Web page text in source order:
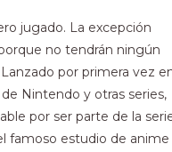
jugado. La excepción
no tendrán ningún
por primera vez
Nintendo y otras series,
por ser parte de la
famoso estudio de anime